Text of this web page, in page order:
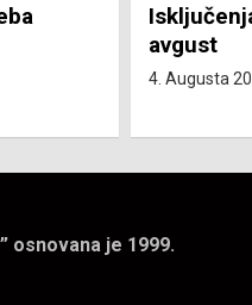
4.
4. avgust
4. Augusta
osnovana je 1999.